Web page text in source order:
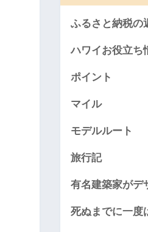
ふるさと納税の
ハワイお役立ち
ポイント
マイル
モデルルート
旅行記
有名建築家がデ
死ぬまでに一度